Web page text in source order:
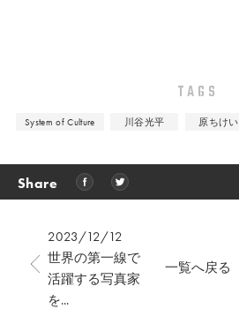
TAGS
System of Culture 川谷光平 原ちけい
Share
2023/12/12
世界の第一線で
活躍する写真家
を...
一覧へ戻る